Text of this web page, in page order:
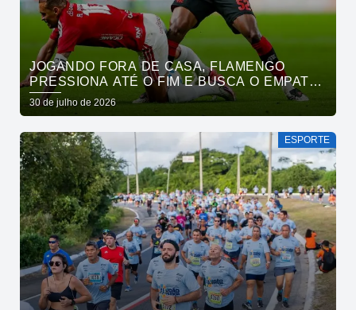
JOGANDO FORA DE CASA, FLAMENGO
PRESSIONA ATÉ O FIM E BUSCA O EMPATE
PELO BRASILEIRÃO
30 de julho de 2026
ESPORTE